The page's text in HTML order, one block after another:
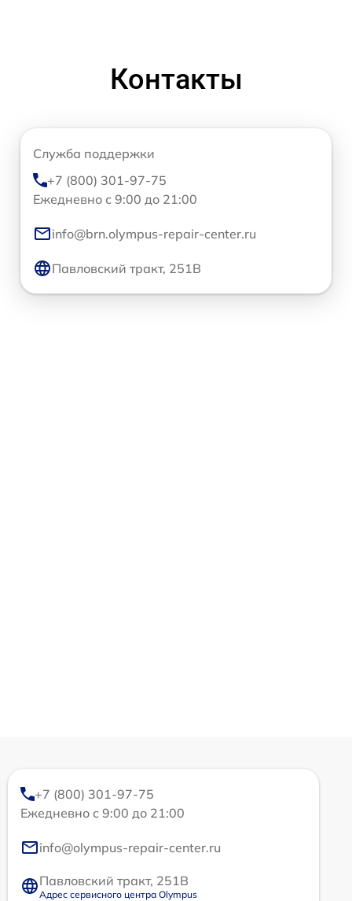
Контакты
Служба поддержки
+7 (800) 301-97-75
Ежедневно с 9:00 до 21:00
info@brn.olympus-repair-center.ru
Павловский тракт, 251В
+7 (800) 301-97-75
Ежедневно с 9:00 до 21:00
info@olympus-repair-center.ru
Павловский тракт, 251В
Адрес сервисного центра Olympus